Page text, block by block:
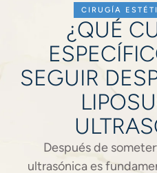
CIRUGÍA
¿QUÉ
SEGUIR
Después de
ultrasónica es